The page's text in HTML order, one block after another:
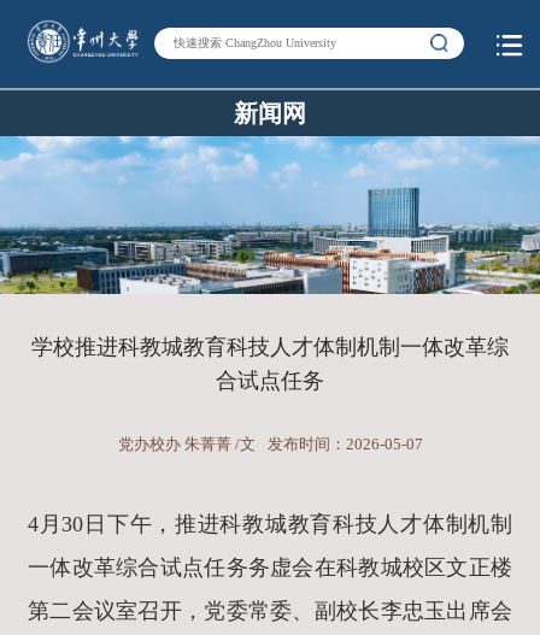
新闻网
学校推进科教城教育科技人才体制机制一体改革综
合试点任务
党办校办 朱菁菁 /文 发布时间：2026-05-07
4月30日下午，推进科教城教育科技人才体制机制
一体改革综合试点任务务虚会在科教城校区文正楼
第二会议室召开，党委常委、副校长李忠玉出席会